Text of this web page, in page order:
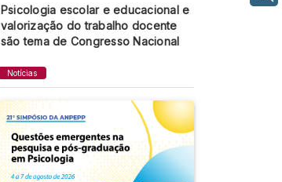
Psicologia escolar e educacional e
valorização do trabalho docente
são tema de Congresso Nacional
Notícias